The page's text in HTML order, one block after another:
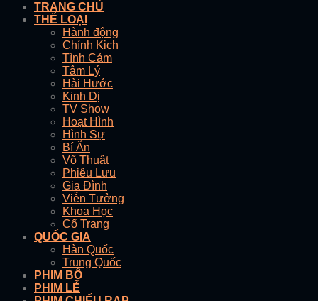
TRANG CHỦ
THỂ LOẠI
Hành động
Chính Kịch
Tình Cảm
Tâm Lý
Hài Hước
Kinh Dị
TV Show
Hoạt Hình
Hình Sự
Bí Ẩn
Võ Thuật
Phiêu Lưu
Gia Đình
Viễn Tưởng
Khoa Học
Cổ Trang
QUỐC GIA
Hàn Quốc
Trung Quốc
PHIM BỘ
PHIM LẺ